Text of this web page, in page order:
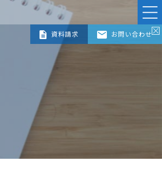
資料請求 お問い合わせ